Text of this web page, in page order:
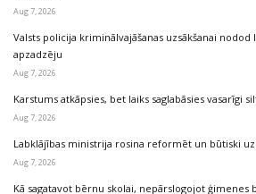
Aug 7, 2026
Valsts policija kriminālvajāšanas uzsākšanai
apzadzēju
Aug 7, 2026
Karstums atkāpsies, bet laiks saglabāsies vasarīgi
Aug 7, 2026
Labklājības ministrija rosina reformēt un būtiski
Aug 7, 2026
Kā sagatavot bērnu skolai, nepārslogojot ģimenes